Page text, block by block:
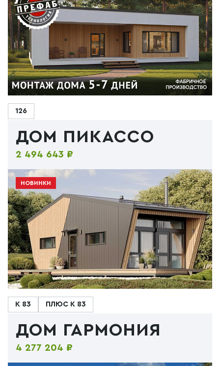
126
ДОМ ПИКАССО
2 494 643 ₽
НОВИНКИ
К 83 ПЛЮС К 83
ДОМ ГАРМОНИЯ
4 277 204 ₽